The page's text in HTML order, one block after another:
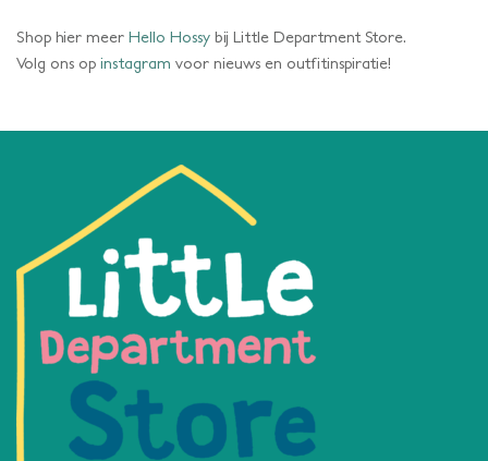
Shop hier meer Hello Hossy bij Little Department Store.
Volg ons op instagram voor nieuws en outfitinspiratie!